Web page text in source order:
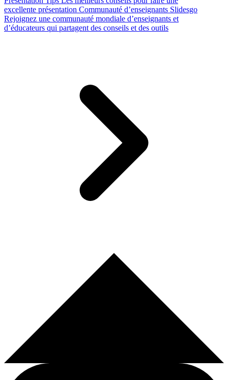
excellente présentation Communauté d’enseignants Slidesgo
Rejoignez une communauté mondiale d’enseignants et
d’éducateurs qui partagent des conseils et des outils